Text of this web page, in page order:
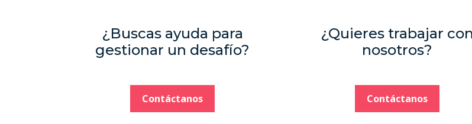
¿Buscas ayuda para
gestionar un desafío?
Contáctanos
¿Quieres trabajar con
nosotros?
Contáctanos